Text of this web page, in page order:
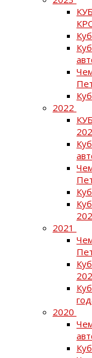
2022
2021
2020